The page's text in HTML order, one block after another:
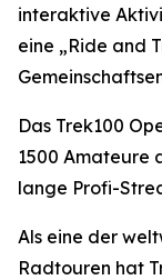
interaktive
eine „Ride and
Das Trek100
1500 Amateure
lange Profi-
Als eine der
Radtouren hat